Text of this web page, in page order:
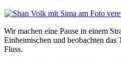
Wir machen eine Pause in einem
Einheimischen und beobachten
Fluss.